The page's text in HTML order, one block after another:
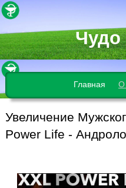
Чудо
Главная О
Увеличение
Power Life -